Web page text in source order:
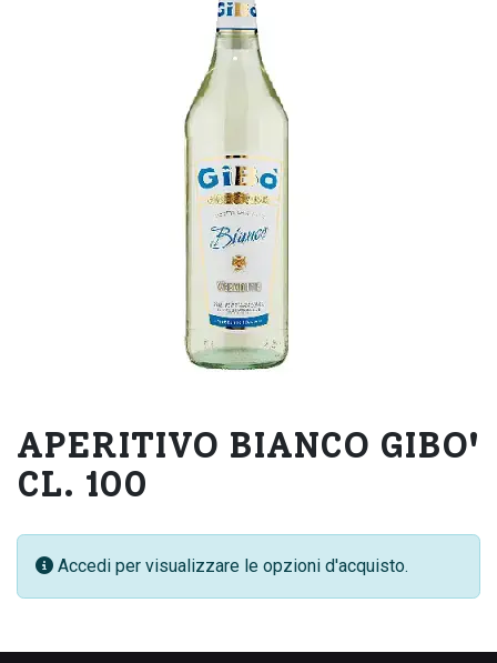
APERITIVO BIANCO GIBO'
CL. 100
Accedi per visualizzare le opzioni d'acquisto.